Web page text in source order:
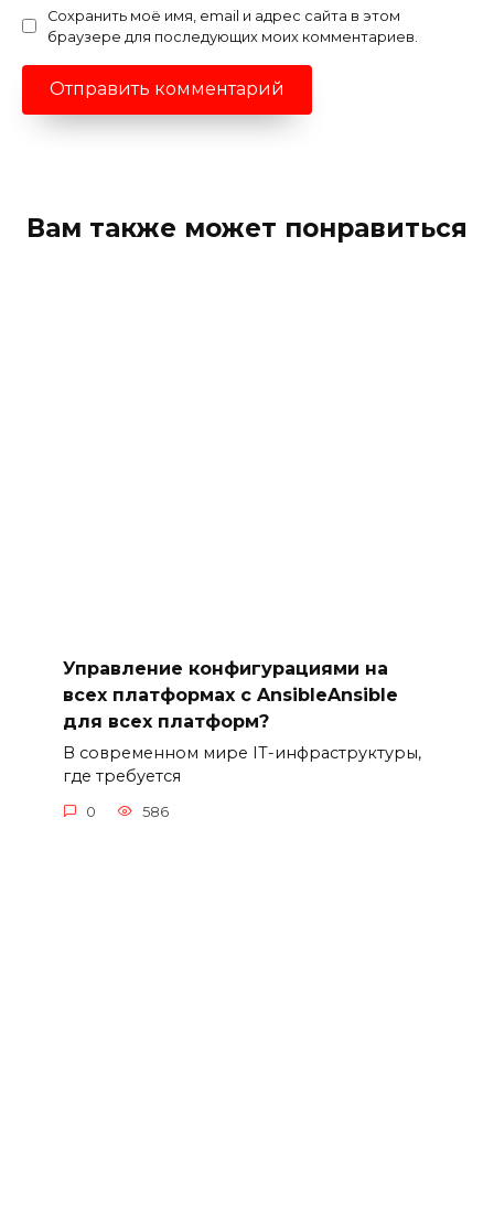
Сохранить моё имя, email и адрес сайта в этом
браузере для последующих моих комментариев.
Вам также может понравиться
Управление конфигурациями на
всех платформах с AnsibleAnsible
для всех платформ?
В современном мире IT-инфраструктуры,
где требуется
0 586